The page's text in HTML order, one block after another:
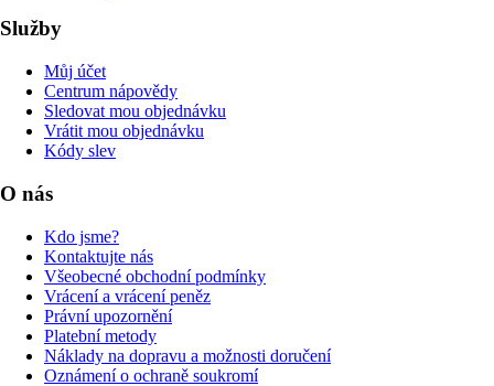
Služby
Můj účet
Centrum nápovědy
Sledovat mou objednávku
Vrátit mou objednávku
Kódy slev
O nás
Kdo jsme?
Kontaktujte nás
Všeobecné obchodní podmínky
Vrácení a vrácení peněz
Právní upozornění
Platební metody
Náklady na dopravu a možnosti doručení
Oznámení o ochraně soukromí